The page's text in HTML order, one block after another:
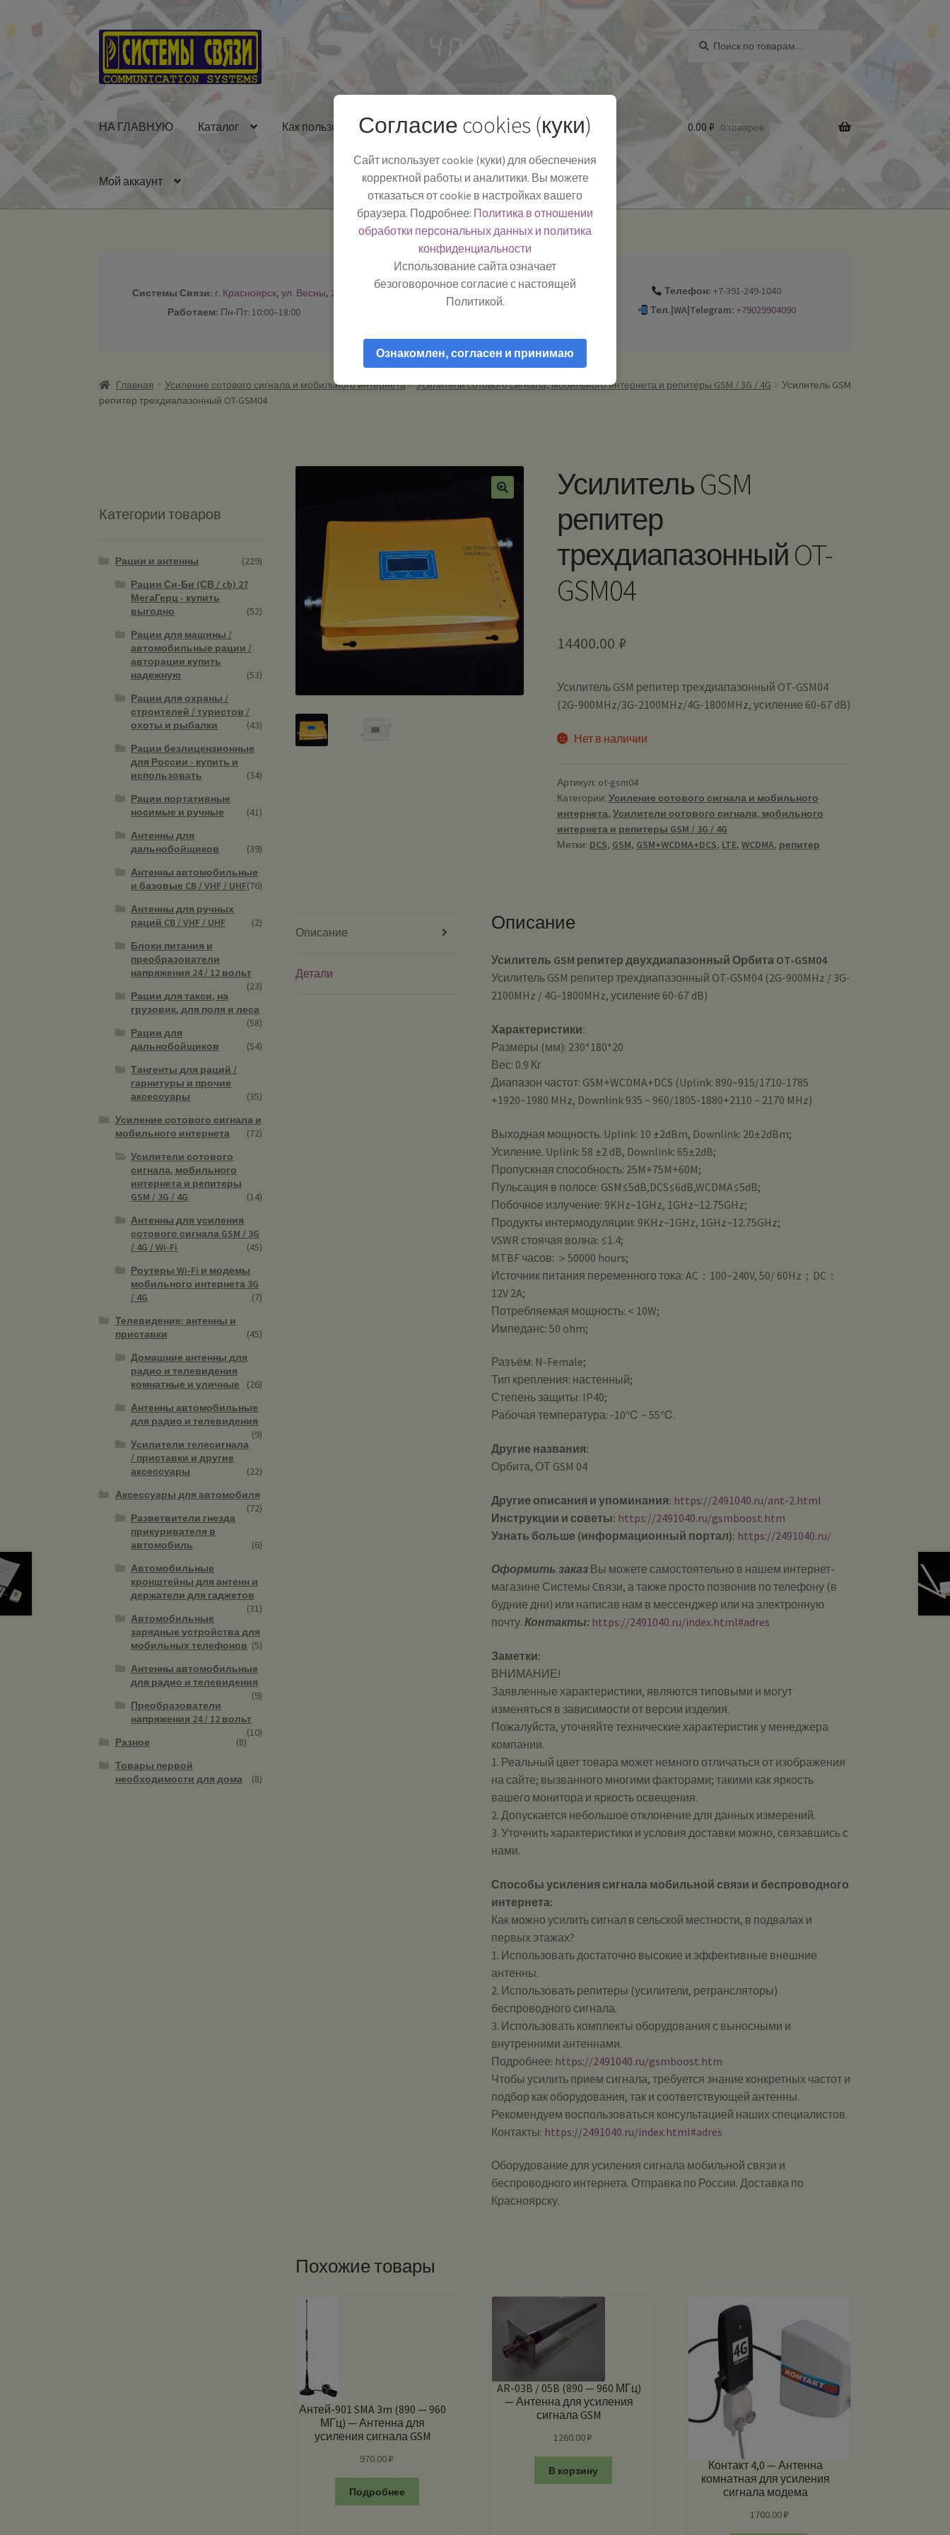
Перейти
к
навигации
Перейти
к
содержимому
НА ГЛАВНУЮ Каталог Как пользоваться Полезная информация БЛОГ
Мой аккаунт
0.00 ₽ 0 товаров
Системы Связи: г. Красноярск, ул. Весны, 2
Работаем: Пн-Пт: 10:00–18:00
-
Телефон: +7-391-249-1040
Тел.|WA|Telegram: +79029904090
Главная Усиление сотового сигнала и мобильного интернета Усилители сотового сигнала, мобильного интернета и репитеры GSM / 3G / 4G
Усилитель GSM
репитер трехдиапазонный OT-GSM04
Усилитель GSM
репитер
трехдиапазонный OT-
GSM04
14400.00 ₽
Усилитель GSM репитер трехдиапазонный OT-GSM04
(2G-900MHz/3G-2100MHz/4G-1800MHz, усиление 60-67 dB)
Нет в наличии
Артикул: ot-gsm04
Категории: Усиление сотового сигнала и мобильного
интернета, Усилители сотового сигнала, мобильного
интернета и репитеры GSM / 3G / 4G
Метки: DCS, GSM, GSM+WCDMA+DCS, LTE, WCDMA, репитер
Описание
Детали
Описание
Усилитель GSM репитер двухдиапазонный Орбита OT-GSM04
Усилитель GSM репитер трехдиапазонный OT-GSM04 (2G-900MHz / 3G-
2100MHz / 4G-1800MHz, усиление 60-67 dB)
Характеристики:
Размеры (мм): 230*180*20
Вес: 0.9 Кг
Диапазон частот: GSM+WCDMA+DCS (Uplink: 890~915/1710-1785
+1920~1980 MHz, Downlink 935 ~ 960/1805-1880+2110 ~ 2170 MHz)
Выходная мощность. Uplink: 10 ±2dBm, Downlink: 20±2dBm;
Усиление. Uplink: 58 ±2 dB, Downlink: 65±2dB;
Пропускная способность: 25M+75M+60M;
Пульсация в полосе: GSM≤5dB,DCS≤6dB,WCDMA≤5dB;
Побочное излучение: 9KHz~1GHz, 1GHz~12.75GHz;
Продукты интермодуляции: 9KHz~1GHz, 1GHz~12.75GHz;
VSWR стоячая волна: ≤1.4;
MTBF часов: ＞50000 hours;
Источник питания переменного тока: AC：100~240V, 50/ 60Hz；DC：
12V 2A;
Потребляемая мощность: < 10W;
Импеданс: 50 ohm;
Разъём: N-Female;
Тип крепления: настенный;
Степень защиты: IP40;
Рабочая температура: -10℃ ~ 55℃.
Другие названия:
Орбита, ОТ GSM 04
Другие описания и упоминания: https://2491040.ru/ant-2.html
Инструкции и советы: https://2491040.ru/gsmboost.htm
Узнать больше (информационный портал): https://2491040.ru/
Оформить заказ Вы можете самостоятельно в нашем интернет-
магазине Системы Cвязи, а также просто позвонив по телефону (в
будние дни) или написав нам в мессенджер или на электронную
почту.Контакты: https://2491040.ru/index.html#adres
Заметки:
ВНИМАНИЕ!
Заявленные характеристики, являются типовыми и могут
изменяться в зависимости от версии изделия.
Пожалуйста, уточняйте технические характеристик у менеджера
компании.
1. Реальный цвет товара может немного отличаться от изображения
на сайте; вызванного многими факторами; такими как яркость
вашего монитора и яркость освещения.
2. Допускается небольшое отклонение для данных измерений.
3. Уточнить характеристики и условия доставки можно, связавшись с
нами.
Способы усиления сигнала мобильной связи и беспроводного
интернета:
Как можно усилить сигнал в сельской местности, в подвалах и
первых этажах?
1. Использовать достаточно высокие и эффективные внешние
антенны.
2. Использовать репитеры (усилители, ретрансляторы)
беспроводного сигнала.
3. Использовать комплекты оборудования с выносными и
внутренними антеннами.
Подробнее: https://2491040.ru/gsmboost.htm
Чтобы усилить прием сигнала, требуется знание конкретных частот и
подбор как оборудования, так и соответствующей антенны.
Рекомендуем воспользоваться консультацией наших специалистов.
Контакты: https://2491040.ru/index.html#adres
Оборудование для усиления сигнала мобильной связи и
беспроводного интернета. Отправка по России. Доставка по
Красноярску.
Похожие товары
Антей-901 SMA 3m (890 — 960
МГц) — Антенна для
усиления сигнала GSM
970.00₽
Подробнее
AR-03B / 05B (890 — 960 МГц)
— Антенна для усиления
сигнала GSM
1260.00₽
В корзину
Контакт 4,0 — Антенна
комнатная для усиления
сигнала модема
1700.00₽
Категории товаров
Рации и антенны
(229)
Рации Си-Би (СВ / cb) 27
МегаГерц - купить
выгодно
(52)
Рации для машины /
автомобильные рации /
авторации купить
надежную
(53)
Рации для охраны /
строителей / туристов /
охоты и рыбалки
(43)
Рации безлицензионные
для России - купить и
использовать
(34)
Рации портативные
носимые и ручные
(41)
Антенны для
дальнобойщиков
(39)
Антенны автомобильные
и базовые CB / VHF / UHF(76)
Антенны для ручных
раций CB / VHF / UHF
(2)
Блоки питания и
преобразователи
напряжения 24 / 12 вольт
(23)
Рации для такси, на
грузовик, для поля и леса
(58)
Рации для
дальнобойщиков
(54)
Тангенты для раций /
гарнитуры и прочие
аксессуары
(35)
Усиление сотового сигнала и
мобильного интернета
(72)
Усилители сотового
сигнала, мобильного
интернета и репитеры
GSM / 3G / 4G
(14)
Антенны для усиления
сотового сигнала GSM / 3G
/ 4G / Wi-Fi
(45)
Роутеры Wi-Fi и модемы
мобильного интернета 3G
/ 4G
(7)
Телевидение: антенны и
приставки
(45)
Домашние антенны для
радио и телевидения
комнатные и уличные
(26)
Антенны автомобильные
для радио и телевидения
(9)
Усилители телесигнала
/ приставки и другие
аксессуары
(22)
Аксессуары для автомобиля
(72)
Разветвители гнезда
прикуривателя в
автомобиль
(6)
Автомобильные
кронштейны для антенн и
держатели для гаджетов
(31)
Автомобильные
зарядные устройства для
мобильных телефонов (5)
Антенны автомобильные
для радио и телевидения
(9)
Преобразователи
напряжения 24 / 12 вольт
(10)
Разное
(8)
Товары первой
необходимости для дома
(8)
Согласие cookies (куки)
Сайт использует cookie (куки) для обеспечения
корректной работы и аналитики. Вы можете
отказаться от cookie в настройках вашего
браузера. Подробнее: Политика в отношении
обработки персональных данных и политика
конфиденциальности
Использование сайта означает
безоговорочное согласие с настоящей
Политикой.
Ознакомлен, согласен и принимаю